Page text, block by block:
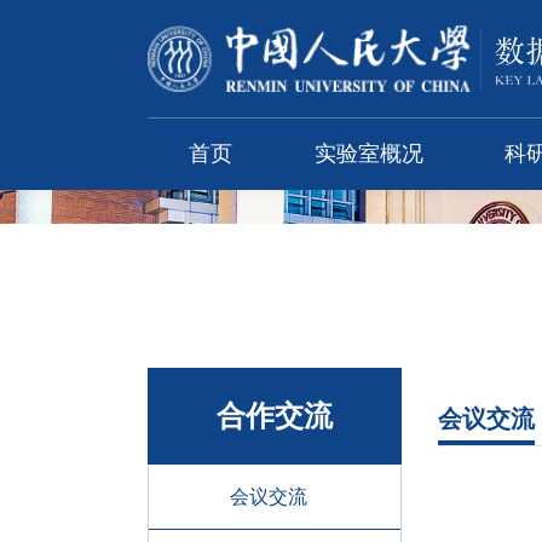
首页 实验室概况 科
合作交流
会议交流
会议交流